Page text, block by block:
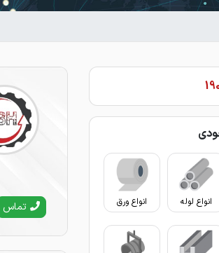
انواع لوله
انواع ورق تماس